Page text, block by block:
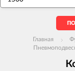
Главная